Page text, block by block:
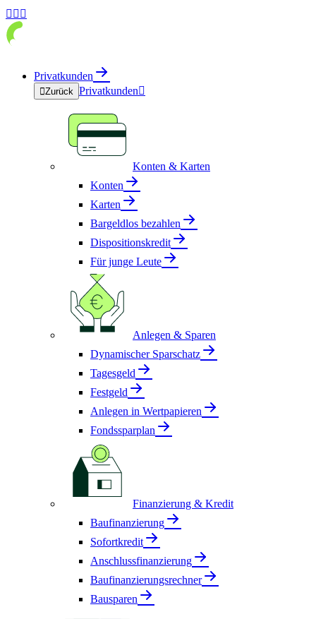
  
Privatkunden
Zurück Privatkunden
Konten & Karten
Konten
Karten
Bargeldlos bezahlen
Dispositionskredit
Für junge Leute
Anlegen & Sparen
Dynamischer Sparschatz
Tagesgeld
Festgeld
Anlegen in Wertpapieren
Fondssparplan
Finanzierung & Kredit
Baufinanzierung
Sofortkredit
Anschlussfinanzierung
Baufinanzierungsrechner
Bausparen